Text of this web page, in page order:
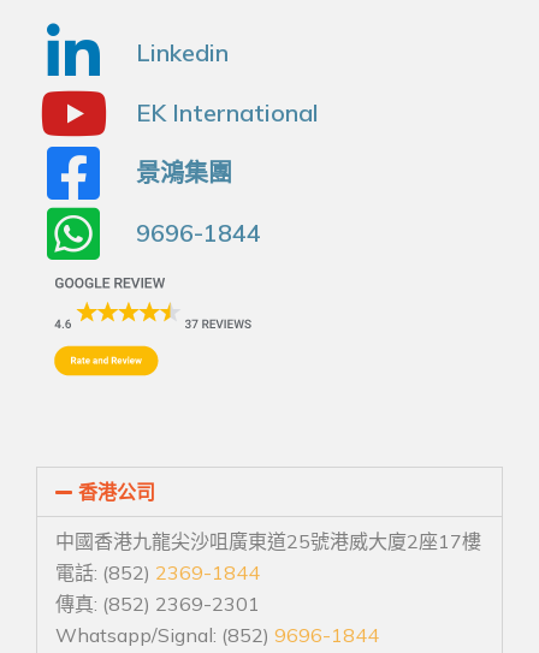
Linkedin
EK International
景鴻集團
9696-1844
香港公司
中國香港九龍尖沙咀廣東道25號港威大廈2座17樓
電話: (852) 2369-1844
傳真: (852) 2369-2301
Whatsapp/Signal: (852) 9696-1844